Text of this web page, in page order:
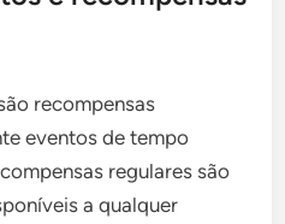
recompensas
eventos de tempo
regulares são
a qualquer